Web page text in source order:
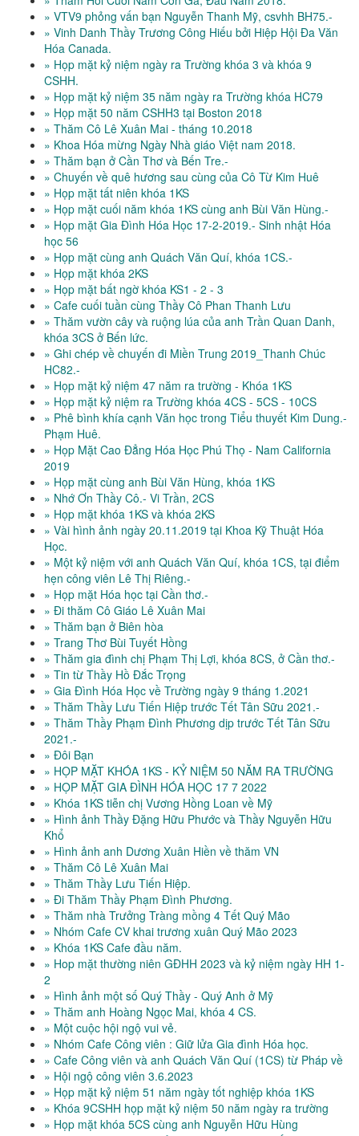
» VTV9 phỏng vấn bạn Nguyễn Thanh Mỹ, csvhh BH75.-
» Vinh Danh Thầy Trương Công Hiếu bởi Hiệp Hội Đa Văn
Hóa Canada.
» Họp mặt kỷ niệm ngày ra Trường khóa 3 và khóa 9
CSHH.
» Họp mặt kỷ niệm 35 năm ngày ra Trường khóa HC79
» Họp mặt 50 năm CSHH3 tại Boston 2018
» Thăm Cô Lê Xuân Mai - tháng 10.2018
» Khoa Hóa mừng Ngày Nhà giáo Việt nam 2018.
» Thăm bạn ở Cần Thơ và Bến Tre.-
» Chuyến về quê hương sau cùng của Cô Từ Kim Huê
» Họp mặt tất niên khóa 1KS
» Họp mặt cuối năm khóa 1KS cùng anh Bùi Văn Hùng.-
» Họp mặt Gia Đình Hóa Học 17-2-2019.- Sinh nhật Hóa
học 56
» Họp mặt cùng anh Quách Văn Quí, khóa 1CS.-
» Họp mặt khóa 2KS
» Họp mặt bất ngờ khóa KS1 - 2 - 3
» Cafe cuối tuần cùng Thầy Cô Phan Thanh Lưu
» Thăm vườn cây và ruộng lúa của anh Trần Quan Danh,
khóa 3CS ở Bến lức.
» Ghi chép về chuyến đi Miền Trung 2019_Thanh Chúc
HC82.-
» Họp mặt kỷ niệm 47 năm ra trường - Khóa 1KS
» Họp mặt kỷ niệm ra Trường khóa 4CS - 5CS - 10CS
» Phê bình khía cạnh Văn học trong Tiểu thuyết Kim Dung.-
Phạm Huê.
» Họp Mặt Cao Đẳng Hóa Học Phú Thọ - Nam California
2019
» Họp mặt cùng anh Bùi Văn Hùng, khóa 1KS
» Nhớ Ơn Thầy Cô.- Vi Trần, 2CS
» Họp mặt khóa 1KS và khóa 2KS
» Vài hình ảnh ngày 20.11.2019 tại Khoa Kỹ Thuật Hóa
Học.
» Một kỷ niệm với anh Quách Văn Quí, khóa 1CS, tại điểm
hẹn công viên Lê Thị Riêng.-
» Họp mặt Hóa học tại Cần thơ.-
» Đi thăm Cô Giáo Lê Xuân Mai
» Thăm bạn ở Biên hòa
» Trang Thơ Bùi Tuyết Hồng
» Thăm gia đình chị Phạm Thị Lợi, khóa 8CS, ở Cần thơ.-
» Tin từ Thầy Hồ Đắc Trọng
» Gia Đình Hóa Học về Trường ngày 9 tháng 1.2021
» Thăm Thầy Lưu Tiến Hiệp trước Tết Tân Sữu 2021.-
» Thăm Thầy Phạm Đình Phương dịp trước Tết Tân Sữu
2021.-
» Đôi Bạn
» HỌP MẶT KHÓA 1KS - KỶ NIỆM 50 NĂM RA TRƯỜNG
» HỌP MẶT GIA ĐÌNH HÓA HỌC 17 7 2022
» Khóa 1KS tiễn chị Vương Hồng Loan về Mỹ
» Hình ảnh Thầy Đặng Hữu Phước và Thầy Nguyễn Hữu
Khổ
» Hình ảnh anh Dương Xuân Hiền về thăm VN
» Thăm Cô Lê Xuân Mai
» Thăm Thầy Lưu Tiến Hiệp.
» Đi Thăm Thầy Phạm Đình Phương.
» Thăm nhà Trưởng Tràng mồng 4 Tết Quý Mão
» Nhóm Cafe CV khai trương xuân Quý Mão 2023
» Khóa 1KS Cafe đầu năm.
» Hop mặt thường niên GĐHH 2023 và kỷ niệm ngày HH 1-
2
» Hình ảnh một số Quý Thầy - Quý Anh ở Mỹ
» Thăm anh Hoàng Ngọc Mai, khóa 4 CS.
» Một cuộc hội ngộ vui vẻ.
» Nhóm Cafe Công viên : Giữ lửa Gia đình Hóa học.
» Cafe Công viên và anh Quách Văn Quí (1CS) từ Pháp về
» Hội ngộ công viên 3.6.2023
» Họp mặt kỷ niệm 51 năm ngày tốt nghiệp khóa 1KS
» Khóa 9CSHH họp mặt kỷ niệm 50 năm ngày ra trường
» Họp mặt khóa 5CS cùng anh Nguyễn Hữu Hùng